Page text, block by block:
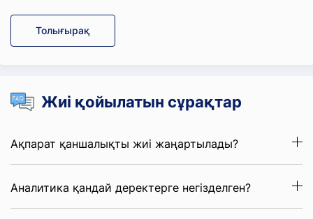
Толығырақ
Жиі қойылатын сұрақтар
Ақпарат қаншалықты жиі жаңартылады?
Аналитика қандай деректерге негізделген?